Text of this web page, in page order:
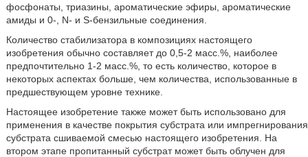
фосфонаты, триазины, ароматические эфиры, ароматические
амиды и 0-, N- и S-бензильные соединения.
Количество стабилизатора в композициях настоящего
изобретения обычно составляет до 0,5-2 масс.%, наиболее
предпочтительно 1-2 масс.%, то есть количество, которое в
некоторых аспектах больше, чем количества, использованные в
предшествующем уровне технике.
Настоящее изобретение также может быть использовано для
применения в качестве покрытия субстрата или импрегнирования
субстрата сшиваемой смесью настоящего изобретения. На
втором этапе пропитанный субстрат может быть облучен для